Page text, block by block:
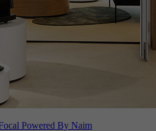
Powered By Naim